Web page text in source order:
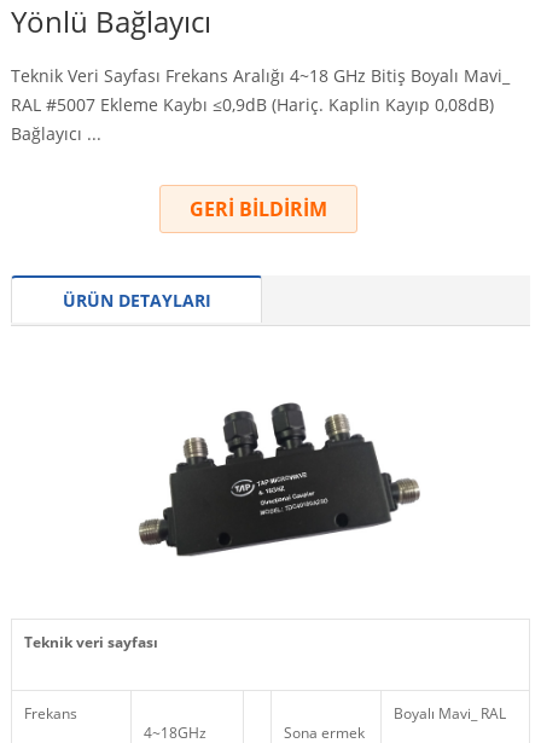
Yönlü Bağlayıcı
Teknik Veri Sayfası Frekans Aralığı 4~18 GHz Bitiş Boyalı Mavi_
RAL #5007 Ekleme Kaybı ≤0,9dB (Hariç. Kaplin Kayıp 0,08dB)
Bağlayıcı ...
GERİ BİLDİRİM
ÜRÜN DETAYLARI
Teknik veri sayfası
Frekans
4~18GHz Sona ermek
Boyalı Mavi_ RAL